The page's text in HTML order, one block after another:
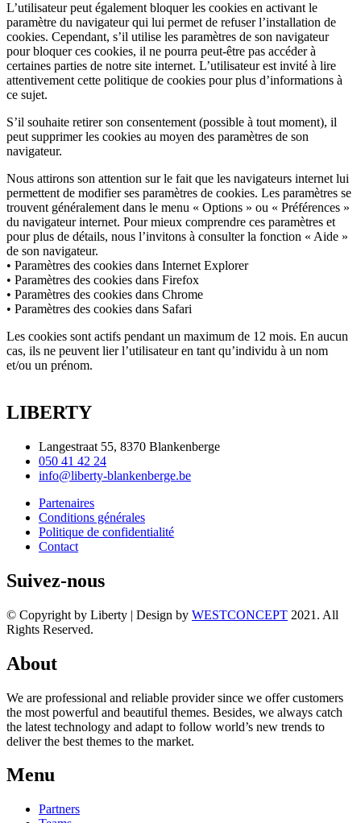
L’utilisateur peut également bloquer les cookies en activant le
paramètre du navigateur qui lui permet de refuser l’installation de
cookies. Cependant, s’il utilise les paramètres de son navigateur
pour bloquer ces cookies, il ne pourra peut-être pas accéder à
certaines parties de notre site internet. L’utilisateur est invité à lire
attentivement cette politique de cookies pour plus d’informations à
ce sujet.
S’il souhaite retirer son consentement (possible à tout moment), il
peut supprimer les cookies au moyen des paramètres de son
navigateur.
Nous attirons son attention sur le fait que les navigateurs internet lui
permettent de modifier ses paramètres de cookies. Les paramètres se
trouvent généralement dans le menu « Options » ou « Préférences »
du navigateur internet. Pour mieux comprendre ces paramètres et
pour plus de détails, nous l’invitons à consulter la fonction « Aide »
de son navigateur.
• Paramètres des cookies dans Internet Explorer
• Paramètres des cookies dans Firefox
• Paramètres des cookies dans Chrome
• Paramètres des cookies dans Safari
Les cookies sont actifs pendant un maximum de 12 mois. En aucun
cas, ils ne peuvent lier l’utilisateur en tant qu’individu à un nom
et/ou un prénom.
LIBERTY
Langestraat 55, 8370 Blankenberge
050 41 42 24
info@liberty-blankenberge.be
Partenaires
Conditions générales
Politique de confidentialité
Contact
Suivez-nous
© Copyright by Liberty | Design by WESTCONCEPT 2021. All
Rights Reserved.
About
We are professional and reliable provider since we offer customers
the most powerful and beautiful themes. Besides, we always catch
the latest technology and adapt to follow world’s new trends to
deliver the best themes to the market.
Menu
Partners